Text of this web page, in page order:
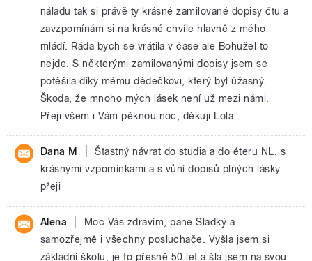
náladu tak si právě ty krásné zamilované dopisy čtu a
zavzpomínám si na krásné chvíle hlavně z mého
mládí. Ráda bych se vrátila v čase ale Bohužel to
nejde. S některými zamilovanými dopisy jsem se
potěšila díky mému dědečkovi, který byl úžasný.
Škoda, že mnoho mých lásek není už mezi námi.
Přeji všem i Vám pěknou noc, děkuji Lola
Dana M
Štastný návrat do studia a do éteru NL, s
krásnými vzpomínkami a s vůní dopisů plných lásky
přeji
Alena
Moc Vás zdravím, pane Sladký a
samozřejmě i všechny posluchače. Vyšla jsem si
základní školu, je to přesně 50 let a šla jsem na svou